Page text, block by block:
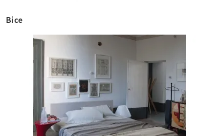
Bice